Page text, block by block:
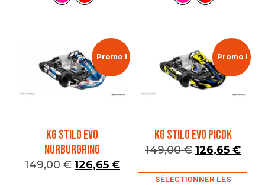
Promo !
KG STILO EVO
NURBURGRING
149,00€ 126,65 €
Promo !
KG STILO EVO PICDK
149,00€ 126,65 €
SÉLECTIONNER LES